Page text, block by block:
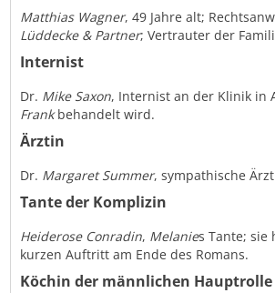
Matthias Wagner, 49 Jahre alt;
Lüddecke & Partner; Vertrauter der
Internist
Dr. Mike Saxon, Internist an der Klinik in
Frankbehandelt wird.
Ärztin
Dr. Margaret Summer, sympathische
Tante der Komplizin
Heiderose Conradin, Melanies Tante; sie
kurzen Auftritt am Ende des Romans.
Köchin der männlichen Hauptrolle